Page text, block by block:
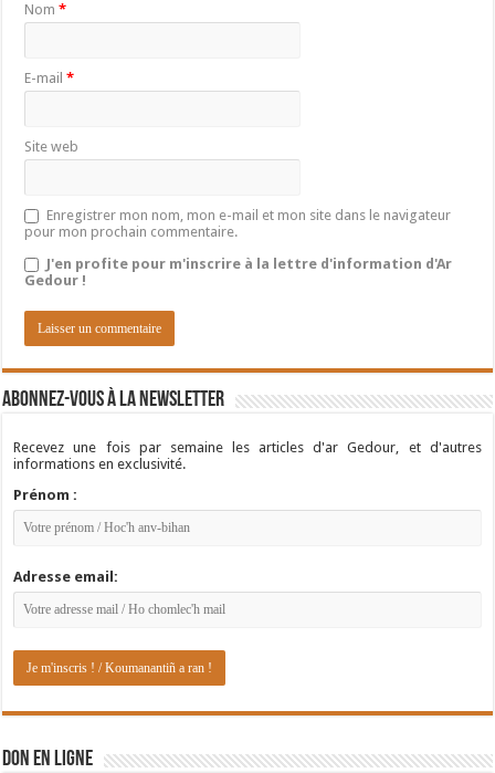
Nom*
E-mail*
Site web
Enregistrer mon nom, mon e-mail et mon site dans le navigateur
pour mon prochain commentaire.
J'en profite pour m'inscrire à la lettre d'information d'Ar
Gedour !
Abonnez-vous à la newsletter
Recevez une fois par semaine les articles d'ar Gedour, et d'autres
informations en exclusivité.
Prénom :
Adresse email:
DON EN LIGNE